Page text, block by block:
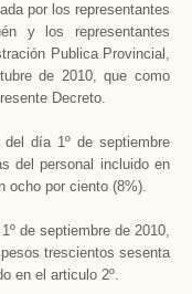
por los representantes
y los representantes
Publica Provincial,
de 2010, que como
Decreto.
día 1º de septiembre
del personal incluido en
ocho por ciento (8%).
de septiembre de 2010,
trescientos sesenta
en el articulo 2º.